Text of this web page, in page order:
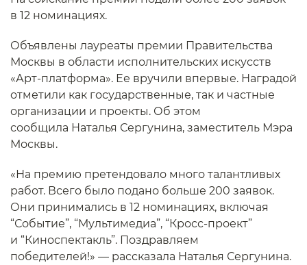
в 12 номинациях.
Объявлены лауреаты премии Правительства
Москвы в области исполнительских искусств
«Арт-платформа». Ее вручили впервые. Наградой
отметили как государственные, так и частные
организации и проекты. Об этом
сообщила Наталья Сергунина, заместитель Мэра
Москвы.
«На премию претендовало много талантливых
работ. Всего было подано больше 200 заявок.
Они принимались в 12 номинациях, включая
“Событие”, “Мультимедиа”, “Кросс-проект”
и “Киноспектакль”. Поздравляем
победителей!» — рассказала Наталья Сергунина.